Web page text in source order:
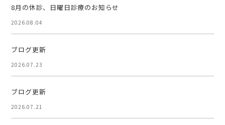
8月の休診、日曜日診療のお知らせ
2026.08.04
ブログ更新
2026.07.23
ブログ更新
2026.07.21